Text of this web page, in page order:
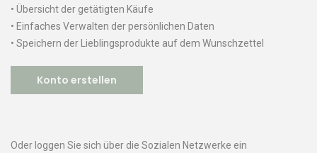
• Übersicht der getätigten Käufe
• Einfaches Verwalten der persönlichen Daten
• Speichern der Lieblingsprodukte auf dem Wunschzettel
Konto erstellen
Oder loggen Sie sich über die Sozialen Netzwerke ein